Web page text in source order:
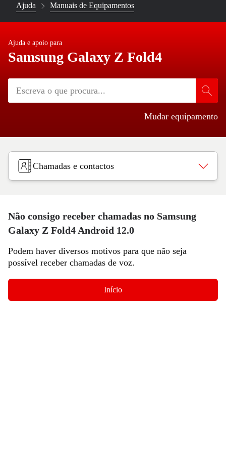
Ajuda Manuais de Equipamentos
Ajuda e apoio para
Samsung Galaxy Z Fold4
Mudar equipamento
Chamadas e contactos
Não consigo receber chamadas no Samsung
Galaxy Z Fold4 Android 12.0
Podem haver diversos motivos para que não seja
possível receber chamadas de voz.
Início